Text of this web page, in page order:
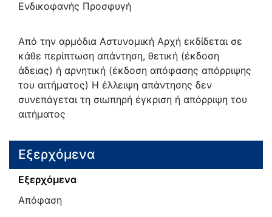
Ενδικοφανής Προσφυγή
Από την αρμόδια Αστυνομική Αρχή εκδίδεται σε
κάθε περίπτωση απάντηση, θετική (έκδοση
άδειας) ή αρνητική (έκδοση απόφασης απόρριψης
του αιτήματος) Η έλλειψη απάντησης δεν
συνεπάγεται τη σιωπηρή έγκριση ή απόρριψη του
αιτήματος
Εξερχόμενα
Εξερχόμενα
Απόφαση